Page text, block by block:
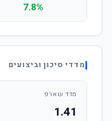
7.8%
מדדי סיכון וביצועים
מדד שארפ
1.41